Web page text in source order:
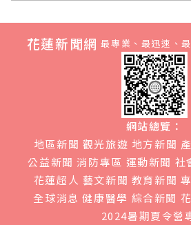
花蓮新聞網 最專業、最迅速、
網站總覽：
地區新聞 觀光旅遊 地方新聞
公益新聞 消防專區 運動新聞 社
花蓮超人 藝文新聞 教育新聞
全球消息 健康醫學 綜合新聞
2024暑期夏令營